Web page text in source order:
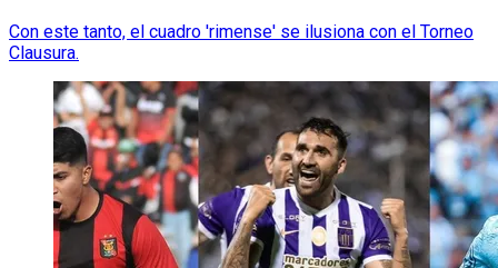
Con este tanto, el cuadro 'rimense' se ilusiona con el Torneo
Clausura.